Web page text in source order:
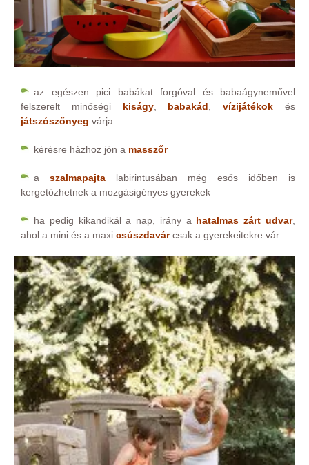
az egészen pici babákat forgóval és babaágyneművel
felszerelt minőségi kiságy, babakád,vízijátékok
és
játszószőnyeg várja
kérésre házhoz jön a masszőr
a szalmapajta
labirintusában még esős időben is
kergetőzhetnek a mozgásigényes gyerekek
ha pedig kikandikál a nap, irány a hatalmas zárt udvar,
ahol a mini és a maxi csúszdavár csak a gyerekeitekre vár